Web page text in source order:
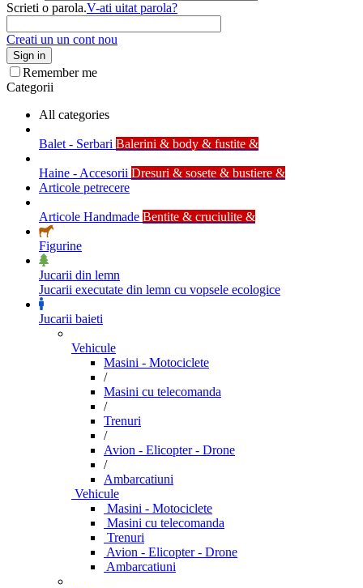
Scrieti o parola.V-ati uitat parola?
Creati un un cont nou
Sign in
Remember me
Categorii
All categories
Balet - Serbari Balerini & body & fustite &
Haine - Accesorii Dresuri & sosete & bustiere &
Articole petrecere
Articole Handmade Bentite & cruciulite &
Figurine
Jucarii din lemn
Jucarii executate din lemn cu vopsele ecologice
Jucarii baieti
Vehicule
Masini - Motociclete
/
Masini cu telecomanda
/
Trenuri
/
Avion - Elicopter - Drone
/
Ambarcatiuni
Vehicule
Masini - Motociclete
Masini cu telecomanda
Trenuri
Avion - Elicopter - Drone
Ambarcatiuni